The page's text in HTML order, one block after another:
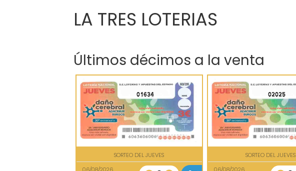
LA TRES LOTERIAS
Últimos décimos a la venta
01634
SORTEO DEL JUEVES
02025
SORTEO DEL JUEVES